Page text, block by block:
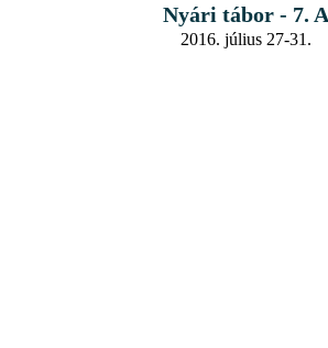
Nyári tábor - 7. A
2016. július 27-31.